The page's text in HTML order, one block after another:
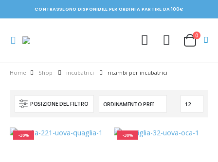
CONTRASSEGNO DISPONIBILE PER ORDINI A PARTIRE DA 100€
0
Shop incubatrici ricambi per incubatrici
POSIZIONE DEL FILTRO
-30% -30%